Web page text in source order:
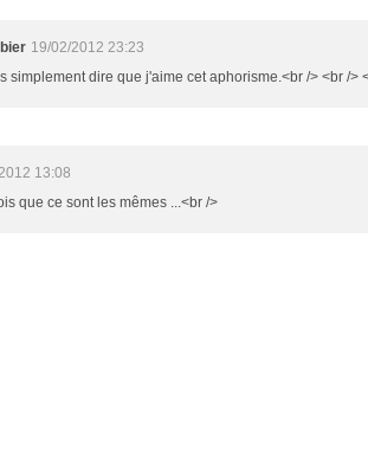
19/02/2012 23:23
simplement dire que j'aime cet aphorisme.<br /> <br />
13:08
que ce sont les mêmes ...<br />